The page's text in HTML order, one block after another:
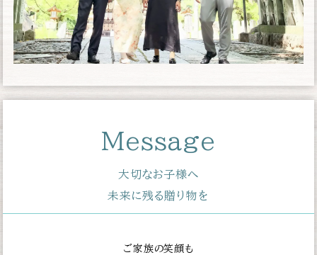
Message
大切なお子様へ
未来に残る贈り物を
ご家族の笑顔も